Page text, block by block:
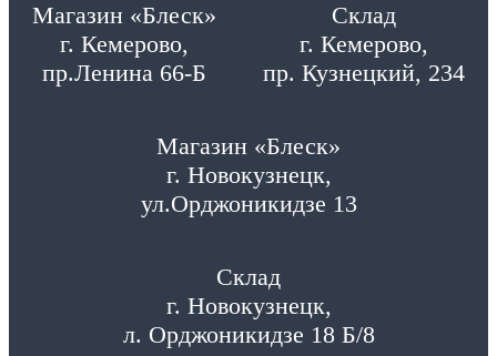
Магазин «Блеск»
г. Кемерово,
пр.Ленина 66-Б
Склад
г. Кемерово,
пр. Кузнецкий, 234
Магазин «Блеск»
г. Новокузнецк,
ул.Орджоникидзе 13
Склад
г. Новокузнецк,
л. Орджоникидзе 18 Б/8